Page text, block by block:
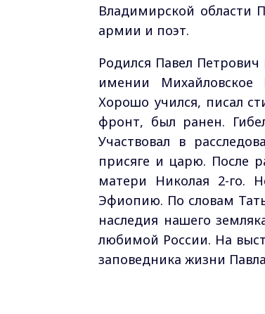
Владимирской области
армии и поэт.
Родился Павел
имении Михайловское
Хорошо учился, писал
фронт, был ранен.
Участвовал в
присяге и царю. После
матери Николая 2-го.
Эфиопию. По словам
наследия нашего
любимой России. На
заповедника жизни